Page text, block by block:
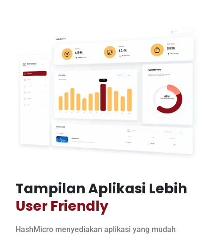
Tampilan Aplikasi Lebih
User Friendly
HashMicro menyediakan aplikasi yang mudah